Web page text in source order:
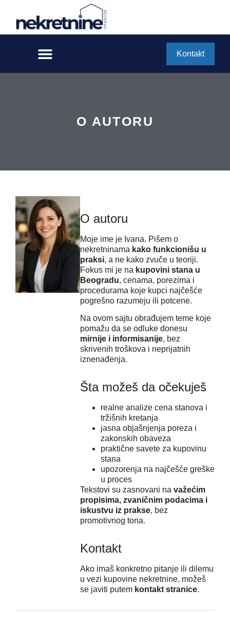
Kontakt
O AUTORU
O autoru
Moje ime je Ivana. Pišem o
nekretninama kako funkcionišu u
praksi, a ne kako zvuče u teoriji.
Fokus mi je na kupovini stana u
Beogradu, cenama, porezima i
procedurama koje kupci najčešće
pogrešno razumeju ili potcene.
Na ovom sajtu obrađujem teme koje
pomažu da se odluke donesu
mirnije i informisanije, bez
skrivenih troškova i neprijatnih
iznenađenja.
Šta možeš da očekuješ
realne analize cena stanova i
tržišnih kretanja
jasna objašnjenja poreza i
zakonskih obaveza
praktične savete za kupovinu
stana
upozorenja na najčešće greške
u proces
Tekstovi su zasnovani na važećim
propisima, zvaničnim podacima i
iskustvu iz prakse, bez
promotivnog tona.
Kontakt
Ako imaš konkretno pitanje ili dilemu
u vezi kupovine nekretnine, možeš
se javiti putem kontakt stranice.